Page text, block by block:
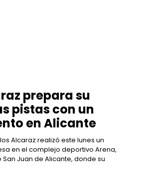
prepara su
pistas con un
en Alicante
Alcaraz realizó este lunes un
en el complejo deportivo Arena,
Juan de Alicante, donde su